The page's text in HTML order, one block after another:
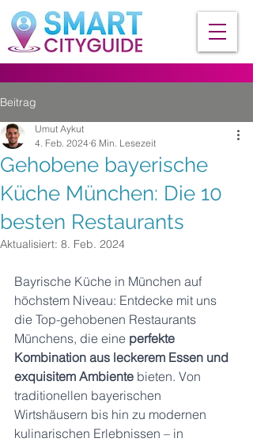
Beitrag
Gehobene bayerische
Küche München: Die 10
besten Restaurants
Umut Aykut
4. Feb. 2024 6 Min. Lesezeit
Aktualisiert: 8. Feb. 2024
Bayrische Küche in München auf
höchstem Niveau: Entdecke mit uns
die Top-gehobenen Restaurants
Münchens, die eine perfekte
Kombination aus leckerem Essen und
exquisitem Ambiente bieten. Von
traditionellen bayerischen
Wirtshäusern bis hin zu modernen
kulinarischen Erlebnissen – in